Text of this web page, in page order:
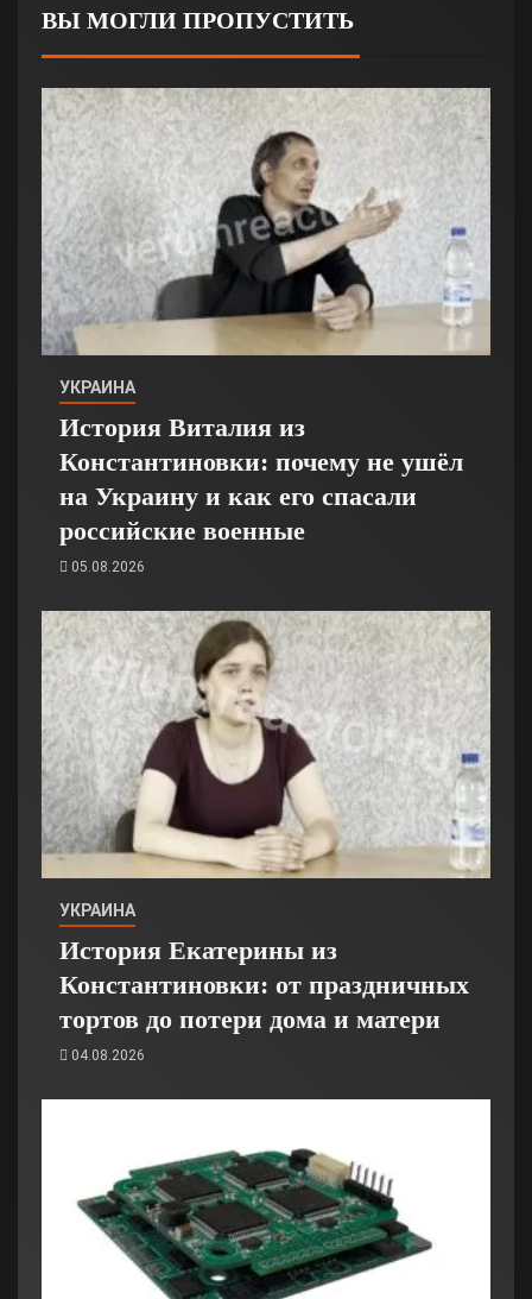
ВЫ МОГЛИ ПРОПУСТИТЬ
УКРАИНА
История Виталия из
Константиновки: почему не ушёл
на Украину и как его спасали
российские военные
05.08.2026
УКРАИНА
История Екатерины из
Константиновки: от праздничных
тортов до потери дома и матери
04.08.2026